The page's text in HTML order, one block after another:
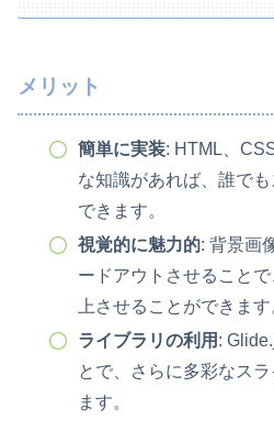
メリット
簡単に実装: HTML、
な知識があれば、誰で
できます。
視覚的に魅力的: 背景画
ードアウトさせること
上させることができます
ライブラリの利用 :
とで、さらに多彩なス
ます。